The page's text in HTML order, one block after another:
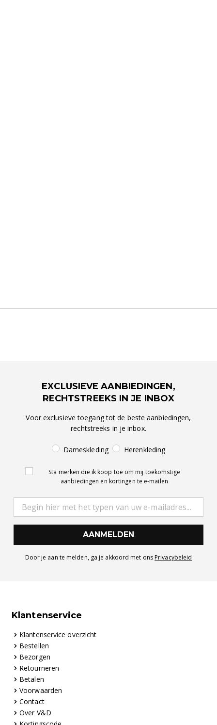
EXCLUSIEVE AANBIEDINGEN,
RECHTSTREEKS IN JE INBOX
Voor exclusieve toegang tot de beste aanbiedingen,
rechtstreeks in je inbox.
Dameskleding Herenkleding
Sta merken die ik koop toe om mij toekomstige
aanbiedingen en kortingen te e-mailen
AANMELDEN
Door je aan te melden, ga je akkoord met ons Privacybeleid
Klantenservice
Klantenservice overzicht
Bestellen
Bezorgen
Retourneren
Betalen
Voorwaarden
Contact
Over V&D